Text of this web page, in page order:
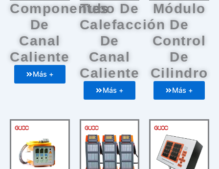
Componentes
De
Canal
Caliente
Más +
Tubo De
Calefacción
De
Canal
Caliente
Más +
Módulo
De
Control
De
Cilindro
Más +